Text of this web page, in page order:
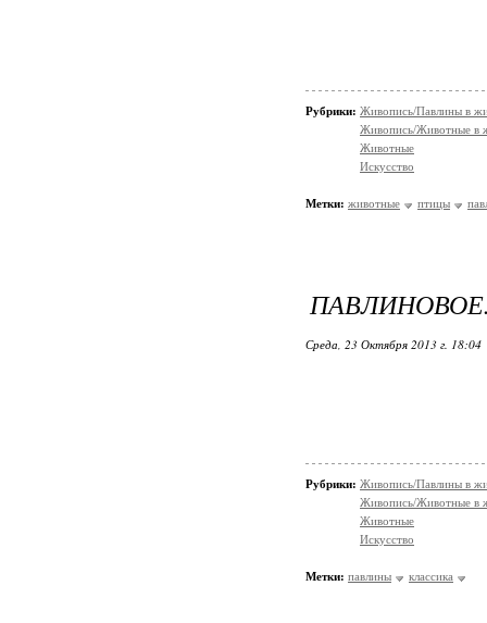
Рубрики: Живопись/Павлины в
Живопись/Животные в
Животные
Искусство
Метки: животные птицы
Среда, 23 Октября 2013 г. 18:04
Рубрики: Живопись/Павлины в
Живопись/Животные в
Животные
Искусство
Метки: павлины классика